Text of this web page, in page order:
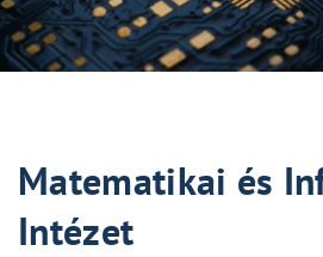
Matematikai és
Intézet